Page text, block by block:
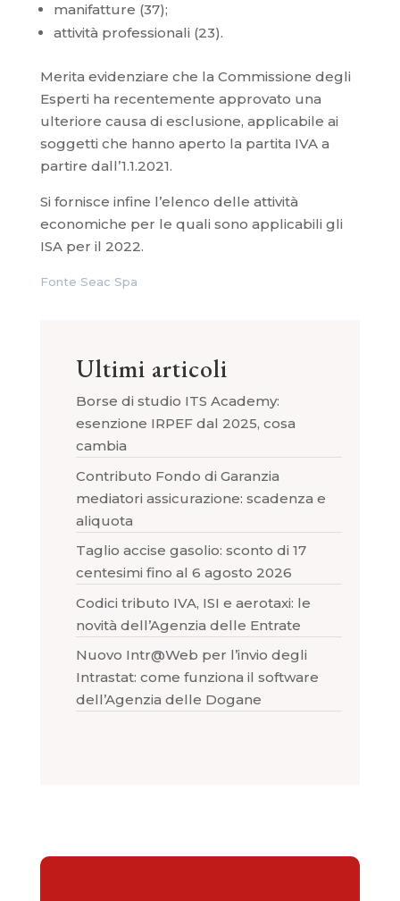
manifatture (37);
attività professionali (23).
Merita evidenziare che la Commissione degli
Esperti ha recentemente approvato una
ulteriore causa di esclusione, applicabile ai
soggetti che hanno aperto la partita IVA a
partire dall’1.1.2021.
Si fornisce infine l’elenco delle attività
economiche per le quali sono applicabili gli
ISA per il 2022.
Fonte Seac Spa
Ultimi articoli
Borse di studio ITS Academy:
esenzione IRPEF dal 2025, cosa
cambia
Contributo Fondo di Garanzia
mediatori assicurazione: scadenza e
aliquota
Taglio accise gasolio: sconto di 17
centesimi fino al 6 agosto 2026
Codici tributo IVA, ISI e aerotaxi: le
novità dell’Agenzia delle Entrate
Nuovo Intr@Web per l’invio degli
Intrastat: come funziona il software
dell’Agenzia delle Dogane